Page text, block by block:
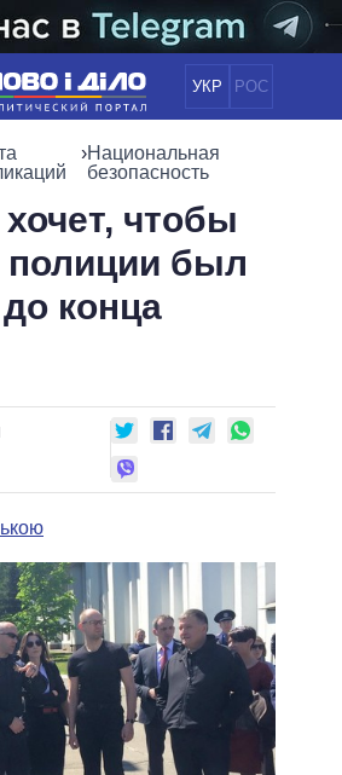
УКР РОС
НОВОСТИ
ПОЛИТИКА
ЭКОНОМИКА
ОБЩЕСТВО
МИР
ПОЛИТИКИ
ОФИС
ИНФОГРАФИКА
ПОДДЕРЖАТЬ
ПОЛИТИКОВ
›Национальная
безопасность
чтобы
полиции был
конца